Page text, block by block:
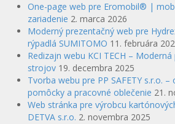
One-page web pre Eromobil® |
zariadenie 2. marca 2026
Moderný prezentačný web pre
rýpadlá SUMITOMO 11. februára
Redizajn webu KCI TECH –
strojov 19. decembra 2025
Tvorba webu pre PP SAFETY s.r.o.
pomôcky a pracovné oblečenie 21.
Web stránka pre výrobcu
DETVA s.r.o. 2. novembra 2025